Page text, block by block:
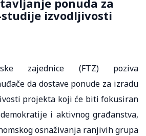
izvodljivosti
zajednice (FTZ) poziva
da dostave ponude za izradu
projekta koji će biti fokusiran
i aktivnog građanstva,
osnaživanja ranjivih grupa